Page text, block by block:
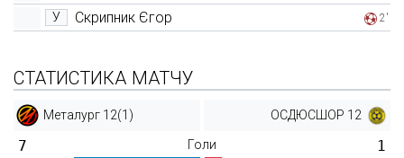
У Скрипник Єгор 2'
СТАТИСТИКА МАТЧУ
Металург 12(1) ОСДЮСШОР 12
7 Голи 1